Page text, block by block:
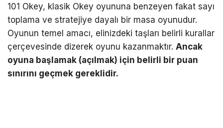
101 Okey, klasik Okey oyununa benzeyen fakat sayı
toplama ve stratejiye dayalı bir masa oyunudur.
Oyunun temel amacı, elinizdeki taşları belirli kurallar
çerçevesinde dizerek oyunu kazanmaktır. Ancak
oyuna başlamak (açılmak) için belirli bir puan
sınırını geçmek gereklidir.